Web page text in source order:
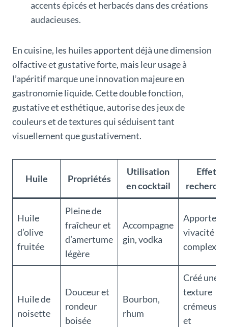
accents épicés et herbacés dans des créations
audacieuses.
En cuisine, les huiles apportent déjà une dimension
olfactive et gustative forte, mais leur usage à
l’apéritif marque une innovation majeure en
gastronomie liquide. Cette double fonction,
gustative et esthétique, autorise des jeux de
couleurs et de textures qui séduisent tant
visuellement que gustativement.
Huile Propriétés
Utilisation
en cocktail
Effet
recherché
Huile
d’olive
fruitée
Pleine de
fraîcheur et
d’amertume
légère
Accompagne
gin, vodka
Apporte
vivacité et
complexité
Huile de
noisette
Douceur et
rondeur
boisée
Bourbon,
rhum
Créé une
texture
crémeuse
et